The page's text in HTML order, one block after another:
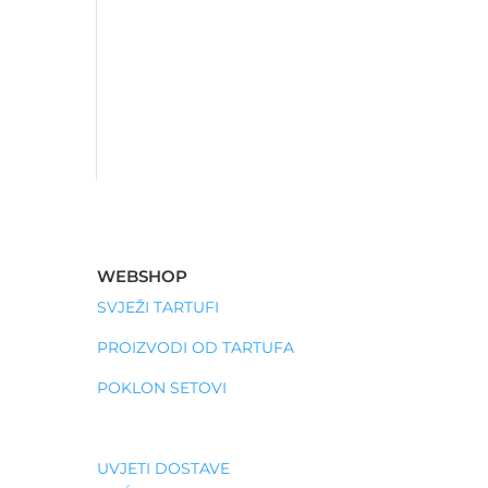
WEBSHOP
SVJEŽI TARTUFI
PROIZVODI OD TARTUFA
POKLON SETOVI
UVJETI DOSTAVE